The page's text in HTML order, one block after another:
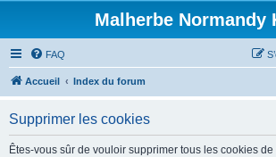
Malherbe Normandy
FAQ
Accueil Index du forum
Supprimer les cookies
Êtes-vous sûr de vouloir supprimer tous les cookies de